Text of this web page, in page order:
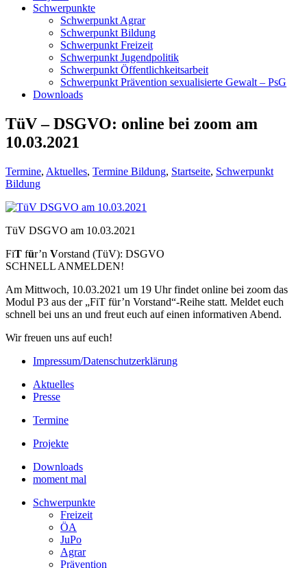
Schwerpunkte
Schwerpunkt Agrar
Schwerpunkt Bildung
Schwerpunkt Freizeit
Schwerpunkt Jugendpolitik
Schwerpunkt Öffentlichkeitsarbeit
Schwerpunkt Prävention sexualisierte Gewalt – PsG
Downloads
TüV – DSGVO: online bei zoom am
10.03.2021
Termine, Aktuelles, Termine Bildung, Startseite, Schwerpunkt
Bildung
TüV DSGVO am 10.03.2021
FiT für’n Vorstand (TüV): DSGVO
SCHNELL ANMELDEN!
Am Mittwoch, 10.03.2021 um 19 Uhr findet online bei zoom das
Modul P3 aus der „FiT für’n Vorstand“-Reihe statt. Meldet euch
schnell bei uns an und freut euch auf einen informativen Abend.
Wir freuen uns auf euch!
Impressum/Datenschutzerklärung
Aktuelles
Presse
Termine
Projekte
Downloads
moment mal
Schwerpunkte
Freizeit
ÖA
JuPo
Agrar
Prävention